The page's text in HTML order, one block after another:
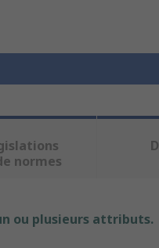
normes
ou plusieurs attributs.